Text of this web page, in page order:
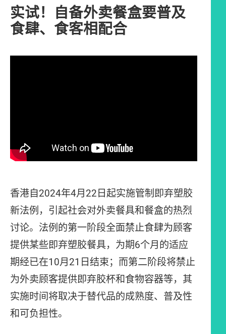
实试！自备外卖餐盒要普及
食肆、食客相配合
香港自2024年4月22日起实施管制即弃塑胶
新法例，引起社会对外卖餐具和餐盒的热烈
讨论。法例的第一阶段全面禁止食肆为顾客
提供某些即弃塑胶餐具，为期6个月的适应
期经已在10月21日结束；而第二阶段将禁止
为外卖顾客提供即弃胶杯和食物容器等，其
实施时间将取决于替代品的成熟度、普及性
和可负担性。